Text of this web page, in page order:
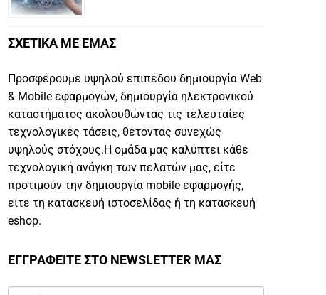
ΣΧΕΤΙΚΑ ΜΕ ΕΜΑΣ
Προσφέρουμε υψηλού επιπέδου δημιουργία Web
& Mobile εφαρμογών, δημιουργία ηλεκτρονικού
καταστήματος ακολουθώντας τις τελευταίες
τεχνολογικές τάσεις, θέτοντας συνεχώς
υψηλούς στόχους.Η ομάδα μας καλύπτει κάθε
τεχνολογική ανάγκη των πελατών μας, είτε
προτιμούν την δημιουργία mobile εφαρμογής,
είτε τη κατασκευή ιστοσελίδας ή τη κατασκευή
eshop.
ΕΓΓΡΑΦΕΙΤΕ ΣΤΟ NEWSLETTER ΜΑΣ